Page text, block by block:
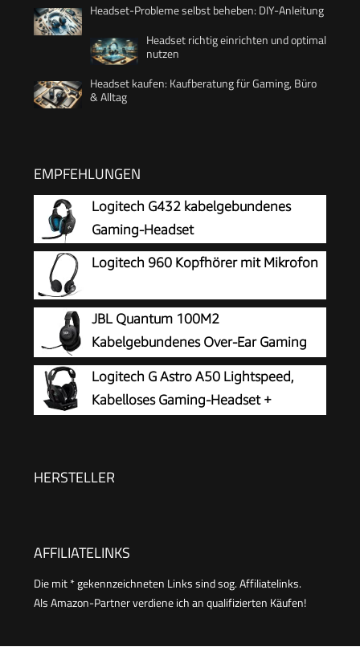
Headset-Probleme selbst beheben: DIY-Anleitung
Headset richtig einrichten und optimal
nutzen
Headset kaufen: Kaufberatung für Gaming, Büro
& Alltag
EMPFEHLUNGEN
Logitech G432 kabelgebundenes
Gaming-Headset
Logitech 960 Kopfhörer mit Mikrofon
JBL Quantum 100M2
Kabelgebundenes Over-Ear Gaming
Headset mit JBL QuantumSOUND
Signature, 3,5-mm-Klinke, Multi-Plattform-
Kompatibilität und abnehmbarem Mikrofon mit
Logitech G Astro A50 Lightspeed,
Kabelloses Gaming-Headset +
HERSTELLER
AFFILIATELINKS
Die mit * gekennzeichneten Links sind sog. Affiliatelinks.
Als Amazon-Partner verdiene ich an qualifizierten Käufen!